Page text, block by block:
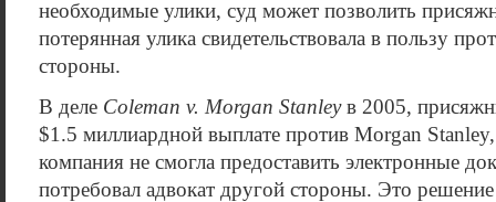
необходимые улики, суд может позволить
потерянная улика свидетельствовала в пользу
стороны.
В деле Coleman v. Morgan Stanleyв 2005,
$1.5 миллиардной выплате против Morgan
компания не смогла предоставить электронные
потребовал адвокат другой стороны. Это